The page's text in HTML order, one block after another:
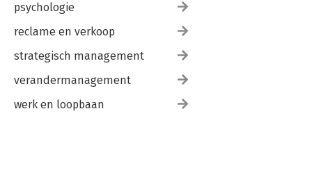
psychologie
reclame en verkoop
strategisch management
verandermanagement
werk en loopbaan